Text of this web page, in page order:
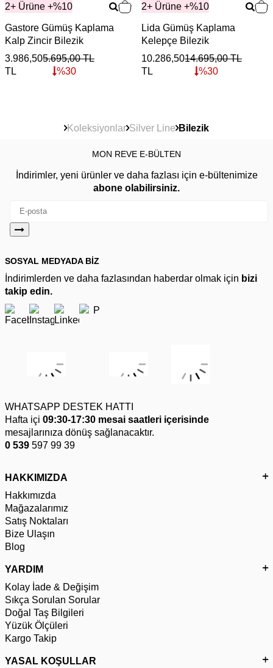
2+ Ürüne +%10
Gastore Gümüş Kaplama
Kalp Zincir Bilezik
3.986,50
TL
5.695,00TL
%30
2+ Ürüne +%10
Lida Gümüş Kaplama
Kelepçe Bilezik
10.286,50
TL
14.695,00TL
%30
Koleksiyonlar Silver Line Bilezik
MON REVE E-BÜLTEN
İndirimler, yeni ürünler ve daha fazlası için e-bültenimize
abone olabilirsiniz.
SOSYAL MEDYADA BİZ
İndirimlerden ve daha fazlasından haberdar olmak için bizi
takip edin.
WHATSAPP DESTEK HATTI
Hafta içi 09:30-17:30 mesai saatleri içerisinde
mesajlarınıza dönüş sağlanacaktır.
0 539 597 99 39
HAKKIMIZDA
Hakkımızda
Mağazalarımız
Satış Noktaları
Bize Ulaşın
Blog
YARDIM
Kolay İade & Değişim
Sıkça Sorulan Sorular
Doğal Taş Bilgileri
Yüzük Ölçüleri
Kargo Takip
YASAL KOŞULLAR